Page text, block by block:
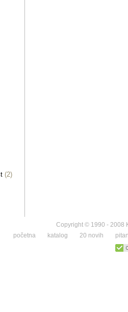
(2)
Copyright © 1990 - 2008
početna
katalog 20 novih